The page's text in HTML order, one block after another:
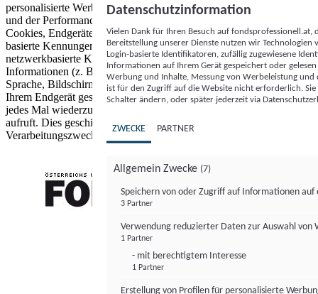
personalisierte Werbung und Inhalte, Messung von Werbeleistung
und der Performance von Inhalten sowie Zielgruppenforschung.
Cookies, Endgeräte- oder ähnliche Online-Kennungen (z. B. login-
basierte Kennungen, zufällig generierte Kennungen,
netzwerkbasierte Kennungen) können zusammen mit anderen
Informationen (z. B. Browsertyp und Browserinformationen,
Sprache, Bildschirmgröße, unterstützte Technologien usw.) auf
Ihrem Endgerät gespeichert oder von dort ausgelesen werden, um es
jedes Mal wiederzuerkennen, wenn es eine App oder einer Webseite
aufruft. Dies geschieht für einen oder mehrere der hier aufgeführten
Verarbeitungszwecke.
Datenschutzinformation
Vielen Dank für Ihren Besuch auf
Bereitstellung unserer Dienste nutzen wir Technologien
Login-basierte Identifikatoren, zufällig zugewiesene
Informationen auf Ihrem Gerät gespeichert oder
Werbung und Inhalte, Messung von Werbeleistung
ist für den Zugriff auf die Website nicht erforderlich.
Schalter ändern, oder später jederzeit via
ZWECKE PARTNER
Allgemein Zwecke (7)
Speichern von oder Zugriff auf Informationen auf
3 Partner
Verwendung reduzierter Daten zur Auswahl von
1 Partner
- mit berechtigtem Interesse
1 Partner
Erstellung von Profilen für personalisierte
FONDS professionell